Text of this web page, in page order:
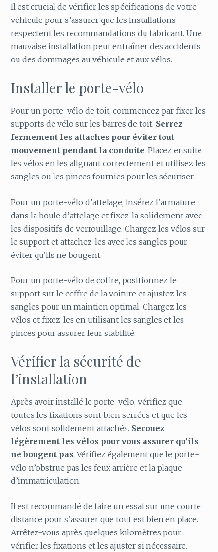
Il est crucial de vérifier les spécifications de votre
véhicule pour s’assurer que les installations
respectent les recommandations du fabricant. Une
mauvaise installation peut entraîner des accidents
ou des dommages au véhicule et aux vélos.
Installer le porte-vélo
Pour un porte-vélo de toit, commencez par fixer les
supports de vélo sur les barres de toit. Serrez
fermement les attaches pour éviter tout
mouvement pendant la conduite. Placez ensuite
les vélos en les alignant correctement et utilisez les
sangles ou les pinces fournies pour les sécuriser.
Pour un porte-vélo d’attelage, insérez l’armature
dans la boule d’attelage et fixez-la solidement avec
les dispositifs de verrouillage. Chargez les vélos sur
le support et attachez-les avec les sangles pour
éviter qu’ils ne bougent.
Pour un porte-vélo de coffre, positionnez le
support sur le coffre de la voiture et ajustez les
sangles pour un maintien optimal. Chargez les
vélos et fixez-les en utilisant les sangles et les
pinces pour assurer leur stabilité.
Vérifier la sécurité de
l’installation
Après avoir installé le porte-vélo, vérifiez que
toutes les fixations sont bien serrées et que les
vélos sont solidement attachés. Secouez
légèrement les vélos pour vous assurer qu’ils
ne bougent pas. Vérifiez également que le porte-
vélo n’obstrue pas les feux arrière et la plaque
d’immatriculation.
Il est recommandé de faire un essai sur une courte
distance pour s’assurer que tout est bien en place.
Arrêtez-vous après quelques kilomètres pour
vérifier les fixations et les ajuster si nécessaire.